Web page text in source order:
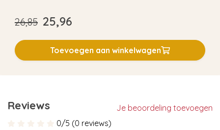
26,85 25,96
Toevoegen aan winkelwagen
Reviews
Je beoordeling toevoegen
0/5 (0 reviews)